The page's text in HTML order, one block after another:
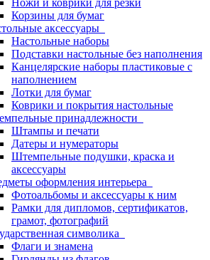
Ножи и коврики для резки
Корзины для бумаг
аксессуары
Настольные наборы
Подставки настольные без наполнения
Канцелярские наборы пластиковые с
наполнением
Лотки для бумаг
Коврики и покрытия настольные
принадлежности
Штампы и печати
Датеры и нумераторы
Штемпельные подушки, краска и
аксессуары
оформления интерьера
Фотоальбомы и аксессуары к ним
Рамки для дипломов, сертификатов,
грамот, фотографий
символика
Флаги и знамена